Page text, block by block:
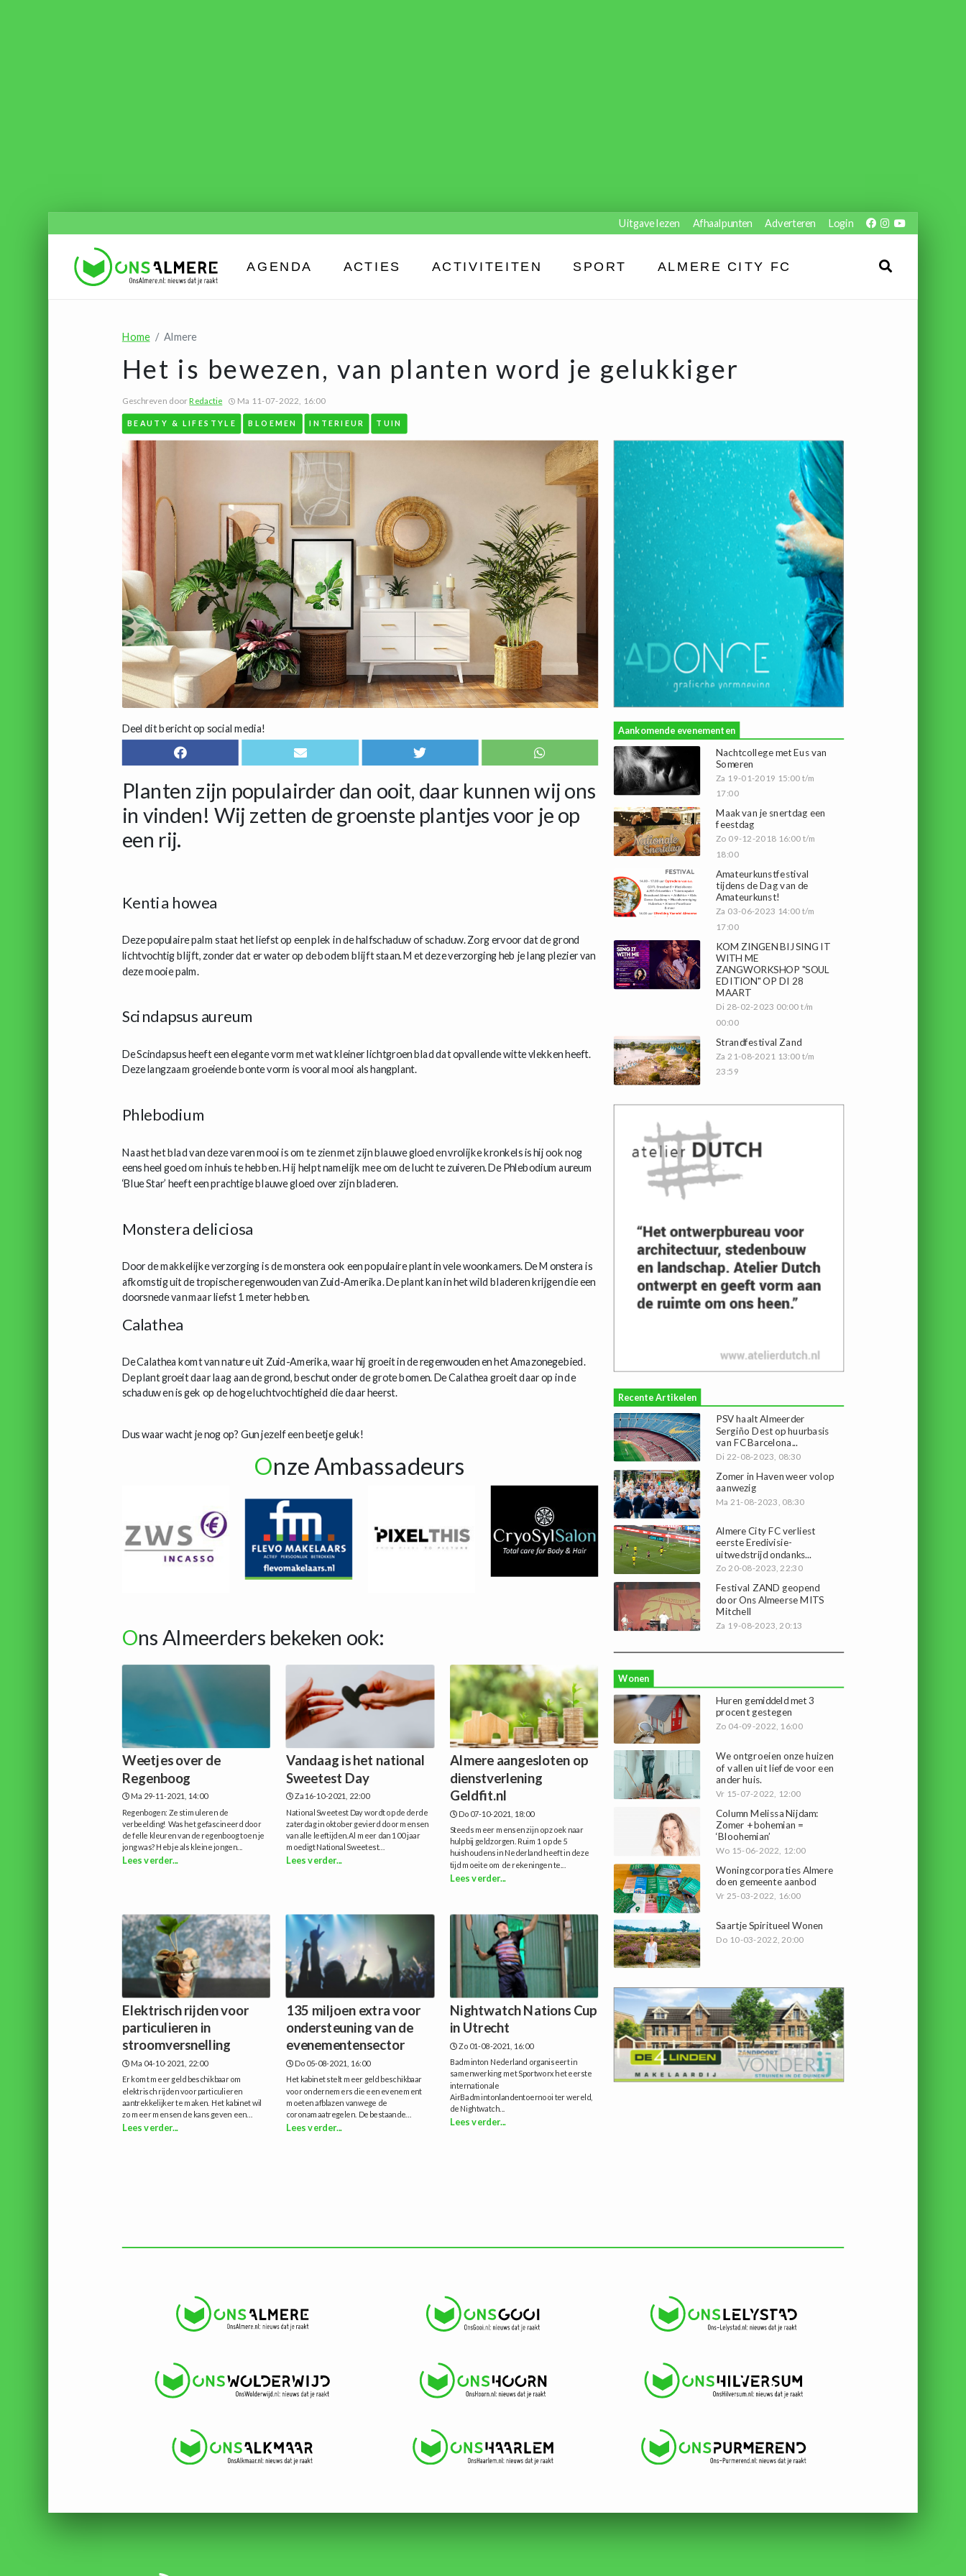
Uitgave lezen Afhaalpunten Adverteren Login
AGENDA ACTIES ACTIVITEITEN SPORT ALMERE CITY FC
Home Almere
Het is bewezen, van planten word je gelukkiger
Geschreven doorRedactie Ma 11-07-2022, 16:00
BEAUTY & LIFESTYLE BLOEMEN INTERIEUR TUIN
Deel dit bericht op social media!
Planten zijn populairder dan ooit, daar kunnen wij ons
in vinden! Wij zetten de groenste plantjes voor je op
een rij.
Kentia howea
Deze populaire palm staat het liefst op een plek in de halfschaduw of schaduw. Zorg ervoor dat de grond
lichtvochtig blijft, zonder dat er water op de bodem blijft staan. Met deze verzorging heb je lang plezier van
deze mooie palm.
Scindapsus aureum
De Scindapsus heeft een elegante vorm met wat kleiner lichtgroen blad dat opvallende witte vlekken heeft.
Deze langzaam groeiende bonte vorm is vooral mooi als hangplant.
Phlebodium
Naast het blad van deze varen mooi is om te zien met zijn blauwe gloed en vrolijke kronkels is hij ook nog
eens heel goed om in huis te hebben. Hij helpt namelijk mee om de lucht te zuiveren. De Phlebodium aureum
‘Blue Star’ heeft een prachtige blauwe gloed over zijn bladeren.
Monstera deliciosa
Door de makkelijke verzorging is de monstera ook een populaire plant in vele woonkamers. De Monstera is
afkomstig uit de tropische regenwouden van Zuid-Amerika. De plant kan in het wild bladeren krijgen die een
doorsnede van maar liefst 1 meter hebben.
Calathea
De Calathea komt van nature uit Zuid-Amerika, waar hij groeit in de regenwouden en het Amazonegebied.
De plant groeit daar laag aan de grond, beschut onder de grote bomen. De Calathea groeit daar op in de
schaduw en is gek op de hoge luchtvochtigheid die daar heerst.
Dus waar wacht je nog op? Gun jezelf een beetje geluk!
Onze Ambassadeurs
Ons Almeerders bekeken ook:
Weetjes over de
Regenboog
Ma 29-11-2021, 14:00
Regenbogen: Ze stimuleren de
verbeelding! Was het gefascineerd door
de felle kleuren van de regenboog toen je
jong was? Heb je als kleine jongen...
Lees verder...
Vandaag is het national
Sweetest Day
Za 16-10-2021, 22:00
National Sweetest Day wordt op de derde
zaterdag in oktober gevierd door mensen
van alle leeftijden.Al meer dan 100 jaar
moedigt National Sweetest...
Lees verder...
Almere aangesloten op
dienstverlening
Geldfit.nl
Do 07-10-2021, 18:00
Steeds meer mensen zijn op zoek naar
hulp bij geldzorgen. Ruim 1 op de 5
huishoudens in Nederland heeft in deze
tijd moeite om de rekeningen te...
Lees verder...
Elektrisch rijden voor
particulieren in
stroomversnelling
Ma 04-10-2021, 22:00
Er komt meer geld beschikbaar om
elektrisch rijden voor particulieren
aantrekkelijker te maken. Het kabinet wil
zo meer mensen de kans geven een...
Lees verder...
135 miljoen extra voor
ondersteuning van de
evenementensector
Do 05-08-2021, 16:00
Het kabinet stelt meer geld beschikbaar
voor ondernemers die een evenement
moeten afblazen vanwege de
coronamaatregelen. De bestaande...
Lees verder...
Nightwatch Nations Cup
in Utrecht
Zo 01-08-2021, 16:00
Badminton Nederland organiseert in
samenwerking met Sportworx het eerste
internationale
AirBadmintonlandentoernooi ter wereld,
de Nightwatch...
Lees verder...
Aankomende evenementen
Nachtcollege met Eus van
Someren
Za 19-01-2019 15:00 t/m
17:00
Maak van je snertdag een
feestdag
Zo 09-12-2018 16:00 t/m
18:00
Amateurkunstfestival
tijdens de Dag van de
Amateurkunst!
Za 03-06-2023 14:00 t/m
17:00
KOM ZINGEN BIJ SING IT
WITH ME
ZANGWORKSHOP "SOUL
EDITION" OP DI 28
MAART
Di 28-02-2023 00:00 t/m
00:00
Strandfestival Zand
Za 21-08-2021 13:00 t/m
23:59
Recente Artikelen
PSV haalt Almeerder
Sergiño Dest op huurbasis
van FC Barcelona...
Di 22-08-2023, 08:30
Zomer in Haven weer volop
aanwezig
Ma 21-08-2023, 08:30
Almere City FC verliest
eerste Eredivisie-
uitwedstrijd ondanks...
Zo 20-08-2023, 22:30
Festival ZAND geopend
door Ons Almeerse MITS
Mitchell
Za 19-08-2023, 20:13
Wonen
Huren gemiddeld met 3
procent gestegen
Zo 04-09-2022, 16:00
We ontgroeien onze huizen
of vallen uit liefde voor een
ander huis.
Vr 15-07-2022, 12:00
Column Melissa Nijdam:
Zomer + bohemian =
‘Bloohemian’
Wo 15-06-2022, 12:00
Woningcorporaties Almere
doen gemeente aanbod
Vr 25-03-2022, 16:00
Saartje Spiritueel Wonen
Do 10-03-2022, 20:00